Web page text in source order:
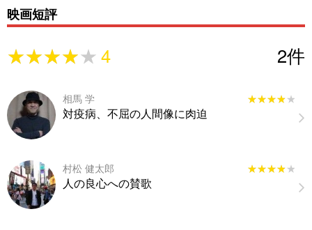
映画短評
★★★★★
★★★★★4 2件
相馬 学 ★★★★★
★★★★★
対疫病、不屈の人間像に肉迫
村松 健太郎 ★★★★★
★★★★★
人の良心への賛歌